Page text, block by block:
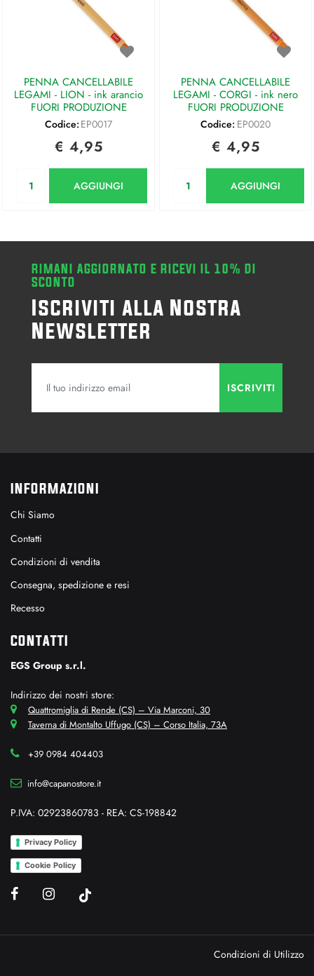
PENNA CANCELLABILE
LEGAMI - LION - ink arancio
FUORI PRODUZIONE
Codice: EP0017
€ 4,95
AGGIUNGI
PENNA CANCELLABILE
LEGAMI - CORGI - ink nero
FUORI PRODUZIONE
Codice: EP0020
€ 4,95
AGGIUNGI
RIMANI AGGIORNATO E RICEVI IL 10% DI
SCONTO
Iscriviti alla Nostra
Newsletter
INFORMAZIONI
Chi Siamo
Contatti
Condizioni di vendita
Consegna, spedizione e resi
Recesso
CONTATTI
EGS Group s.r.l.
Indirizzo dei nostri store:
Quattromiglia di Rende (CS) – Via Marconi, 30
Taverna di Montalto Uffugo (CS) – Corso Italia, 73A
+39 0984 404403
info@capanostore.it
P.IVA: 02923860783 - REA: CS-198842
Privacy Policy
Cookie Policy
Condizioni di Utilizzo